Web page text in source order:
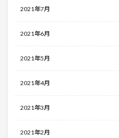
2021年7月
2021年6月
2021年5月
2021年4月
2021年3月
2021年2月